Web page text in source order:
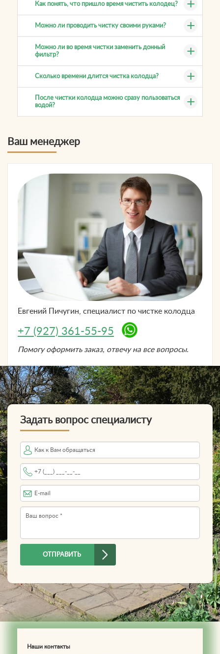
Как понять, что пришло время чистить колодец?
Можно ли проводить чистку своими руками?
Можно ли во время чистки заменить донный
фильтр?
Сколько времени длится чистка колодца?
После чистки колодца можно сразу пользоваться
водой?
Ваш менеджер
Евгений Пичугин, специалист по чистке колодца
+7 (927) 361-55-95
Помогу оформить заказ, отвечу на все вопросы.
Задать вопрос специалисту
Имя
Телефон*
E-mail
Вопрос*
ОТПРАВИТЬ
Наши контакты